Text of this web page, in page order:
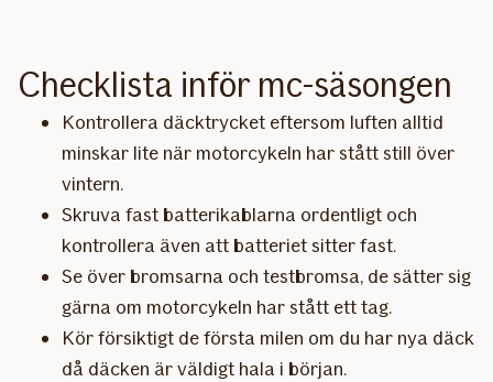
Checklista inför mc-säsongen
Kontrollera däcktrycket eftersom luften alltid
minskar lite när motorcykeln har stått still över
vintern.
Skruva fast batterikablarna ordentligt och
kontrollera även att batteriet sitter fast.
Se över bromsarna och testbromsa, de sätter sig
gärna om motorcykeln har stått ett tag.
Kör försiktigt de första milen om du har nya däck
då däcken är väldigt hala i början.